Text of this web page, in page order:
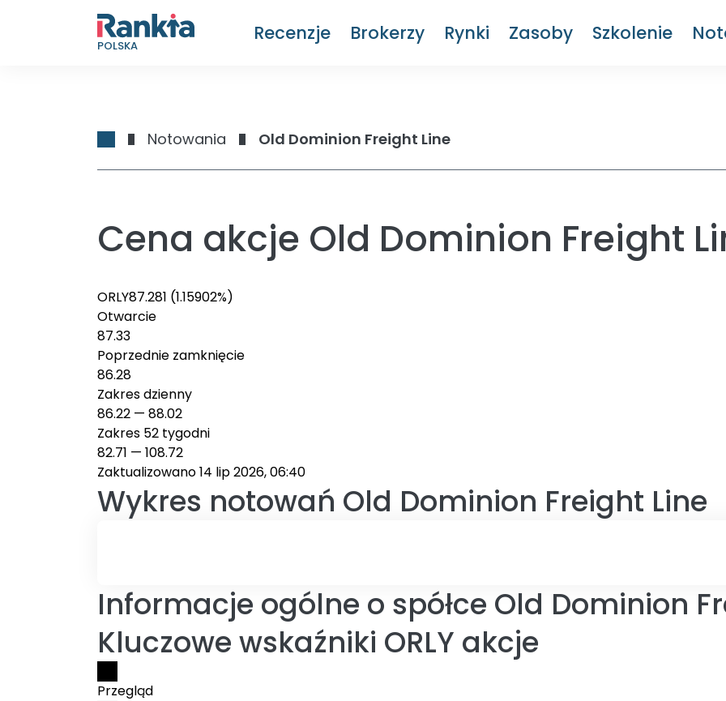
POLSKA
Recenzje Brokerzy Rynki Zasoby Szkolenie
Notowania Old Dominion Freight Line
Cena akcje Old Dominion Freight
ORLY87.281 (1.15902%)
Otwarcie
87.33
Poprzednie zamknięcie
86.28
Zakres dzienny
86.22 — 88.02
Zakres 52 tygodni
82.71 — 108.72
Zaktualizowano 14 lip 2026, 06:40
Wykres notowań Old Dominion Freight Line
Informacje ogólne o spółce Old Dominion
Kluczowe wskaźniki ORLY akcje
Przegląd